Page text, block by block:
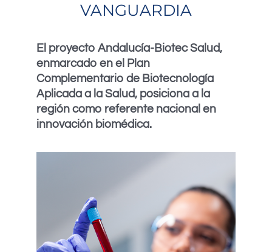
VANGUARDIA
El proyecto Andalucía-Biotec Salud,
enmarcado en el Plan
Complementario de Biotecnología
Aplicada a la Salud, posiciona a la
región como referente nacional en
innovación biomédica.